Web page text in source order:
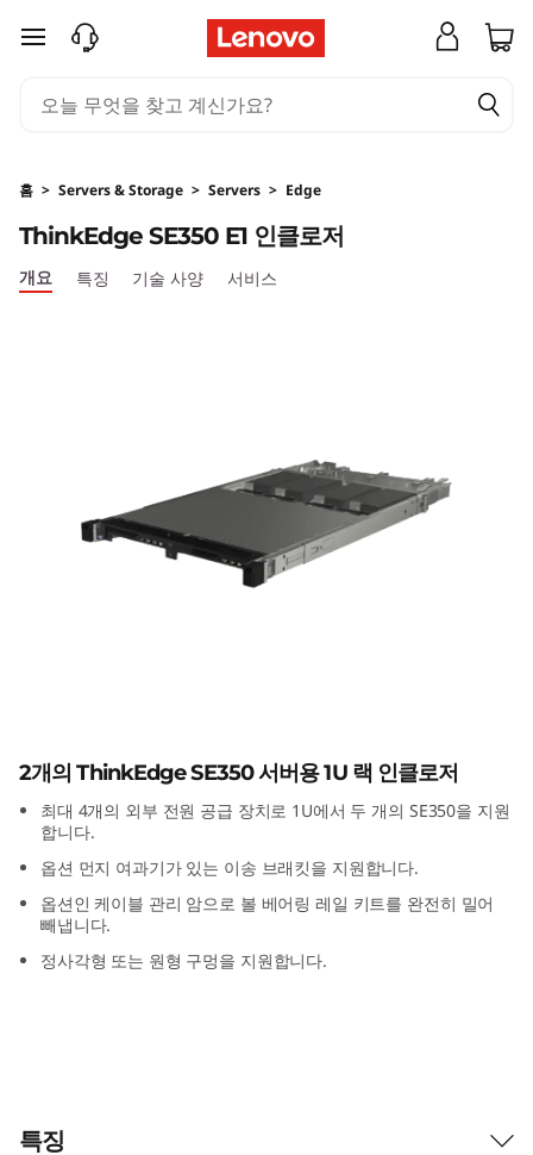
T
n
k
E
1
클
로
주요 콘텐츠로 건너뛰기
홈 > Servers & Storage > Servers > Edge
ThinkEdge SE350 E1 인클로저
개요 특징 기술 사양 서비스
2개의 ThinkEdge SE350 서버용 1U 랙 인클로저
최대 4개의 외부 전원 공급 장치로 1U에서 두 개의 SE350을 지원
합니다.
옵션 먼지 여과기가 있는 이송 브래킷을 지원합니다.
옵션인 케이블 관리 암으로 볼 베어링 레일 키트를 완전히 밀어
빼냅니다.
정사각형 또는 원형 구멍을 지원합니다.
특징